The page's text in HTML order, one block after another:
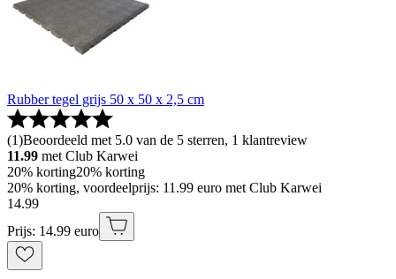
Rubber tegel grijs 50 x 50 x 2,5 cm
(1)Beoordeeld met 5.0 van de 5 sterren, 1 klantreview
11.99 met Club Karwei
20% korting20% korting
20% korting, voordeelprijs: 11.99 euro met Club Karwei
14.99
Prijs: 14.99 euro